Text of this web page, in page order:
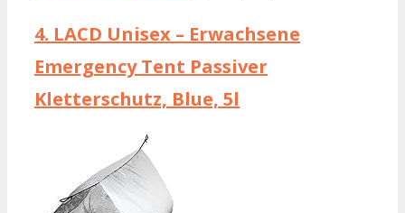
4. LACD Unisex – Erwachsene
Emergency Tent Passiver
Kletterschutz, Blue, 5l